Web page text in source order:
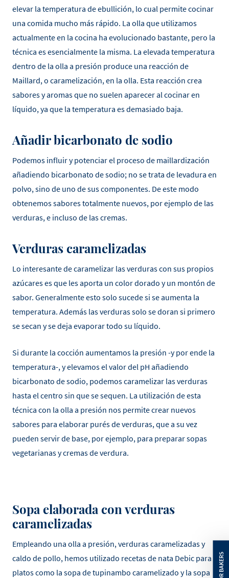
elevar la temperatura de ebullición, lo cual permite cocinar
una comida mucho más rápido. La olla que utilizamos
actualmente en la cocina ha evolucionado bastante, pero la
técnica es esencialmente la misma. La elevada temperatura
dentro de la olla a presión produce una reacción de
Maillard, o caramelización, en la olla. Esta reacción crea
sabores y aromas que no suelen aparecer al cocinar en
líquido, ya que la temperatura es demasiado baja.
Añadir bicarbonato de sodio
Podemos influir y potenciar el proceso de maillardización
añadiendo bicarbonato de sodio; no se trata de levadura en
polvo, sino de uno de sus componentes. De este modo
obtenemos sabores totalmente nuevos, por ejemplo de las
verduras, e incluso de las cremas.
Verduras caramelizadas
Lo interesante de caramelizar las verduras con sus propios
azúcares es que les aporta un color dorado y un montón de
sabor. Generalmente esto solo sucede si se aumenta la
temperatura. Además las verduras solo se doran si primero
se secan y se deja evaporar todo su líquido.
Si durante la cocción aumentamos la presión -y por ende la
temperatura-, y elevamos el valor del pH añadiendo
bicarbonato de sodio, podemos caramelizar las verduras
hasta el centro sin que se sequen. La utilización de esta
técnica con la olla a presión nos permite crear nuevos
sabores para elaborar purés de verduras, que a su vez
pueden servir de base, por ejemplo, para preparar sopas
vegetarianas y cremas de verdura.
Sopa elaborada con verduras
caramelizadas
Empleando una olla a presión, verduras caramelizadas y
caldo de pollo, hemos utilizado recetas de nata Debic para
platos como la sopa de tupinambo caramelizado y la sopa